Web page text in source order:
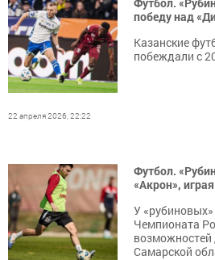
победу над
Казанские
побеждали с
22 апреля 2026, 22:22
Футбол.
«Акрон»,
У
Чемпионата
возможностей
Самарской